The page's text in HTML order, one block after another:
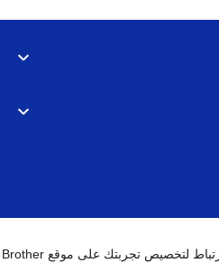
نحن نستخدم ملفات تعريف الارتباط لتخصيص تجربتك على موقع Brother